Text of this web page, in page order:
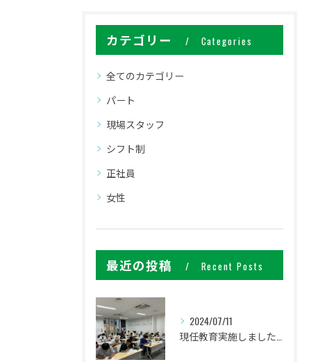
カテゴリー Categories
全てのカテゴリー
パート
現場スタッフ
シフト制
正社員
女性
最近の投稿 Recent Posts
2024/07/11
現任教育実施しました。